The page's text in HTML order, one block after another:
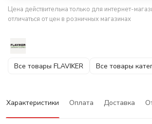
Цена действительна только для интернет-
отличаться от цен в розничных магазинах
Все товары FLAVIKER Все товары
Характеристики Оплата Доставка